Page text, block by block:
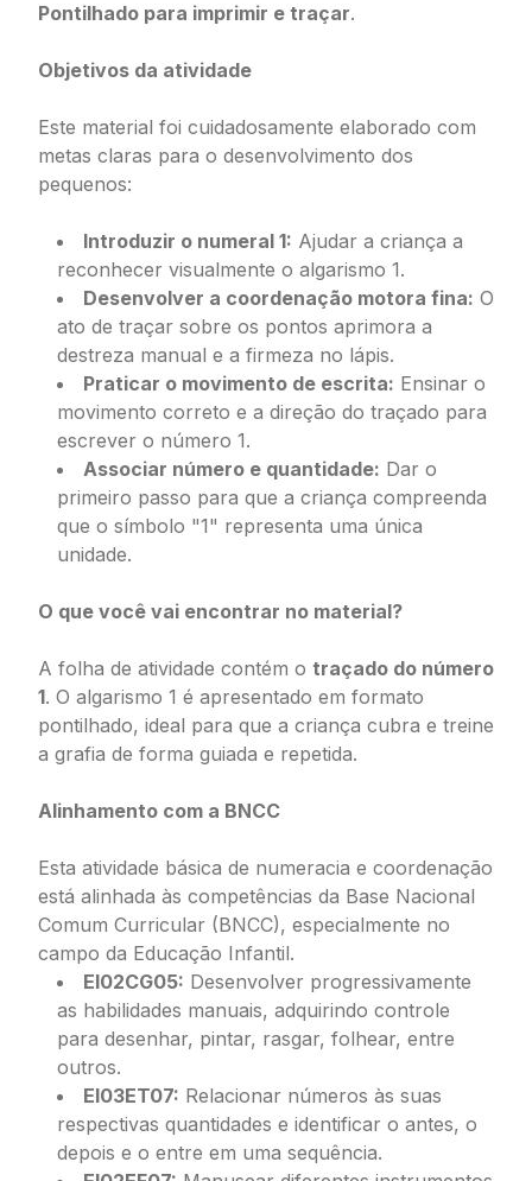
Pontilhado para imprimir e traçar.
Objetivos da atividade
Este material foi cuidadosamente elaborado com
metas claras para o desenvolvimento dos
pequenos:
Introduzir o numeral 1: Ajudar a criança a
reconhecer visualmente o algarismo 1.
Desenvolver a coordenação motora fina: O
ato de traçar sobre os pontos aprimora a
destreza manual e a firmeza no lápis.
Praticar o movimento de escrita: Ensinar o
movimento correto e a direção do traçado para
escrever o número 1.
Associar número e quantidade: Dar o
primeiro passo para que a criança compreenda
que o símbolo "1" representa uma única
unidade.
O que você vai encontrar no material?
A folha de atividade contém o traçado do número
1. O algarismo 1 é apresentado em formato
pontilhado, ideal para que a criança cubra e treine
a grafia de forma guiada e repetida.
Alinhamento com a BNCC
Esta atividade básica de numeracia e coordenação
está alinhada às competências da Base Nacional
Comum Curricular (BNCC), especialmente no
campo da Educação Infantil.
EI02CG05: Desenvolver progressivamente
as habilidades manuais, adquirindo controle
para desenhar, pintar, rasgar, folhear, entre
outros.
EI03ET07: Relacionar números às suas
respectivas quantidades e identificar o antes, o
depois e o entre em uma sequência.